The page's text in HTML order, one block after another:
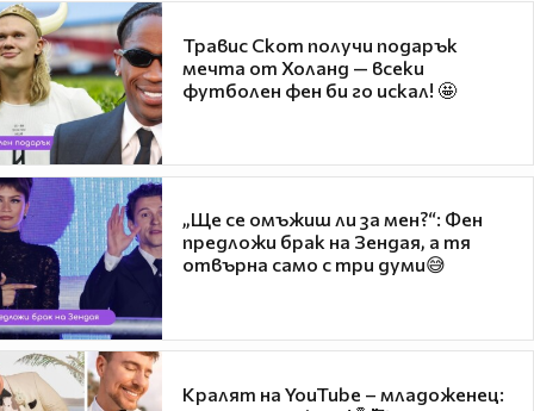
Травис Скот получи подарък
мечта от Холанд — всеки
футболен фен би го искал! 🤩
„Ще се омъжиш ли за мен?“: Фен
предложи брак на Зендая, а тя
отвърна само с три думи😅
Кралят на YouTube – младоженец: